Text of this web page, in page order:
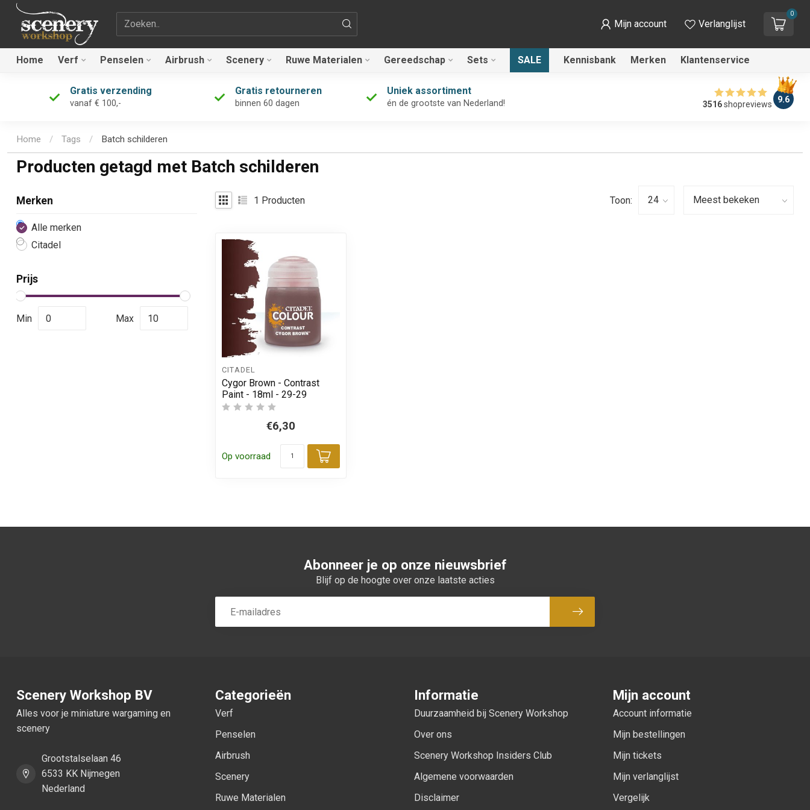
Zoekterm Mijn account Verlanglijst
0
Home Verf Penselen Airbrush Scenery Ruwe Materialen Gereedschap Sets SALE Kennisbank Merken Klantenservice
Gratis verzending
vanaf € 100,-
Gratis retourneren
binnen 60 dagen
Uniek assortiment
én de grootste van Nederland! 3516shopreviews 9.6
Home / Tags / Batch schilderen
Producten getagd met Batch schilderen
Merken
Alle merken
Citadel
Prijs
Min Max
1 Producten Toon:
CITADEL
Cygor Brown - Contrast
Paint - 18ml - 29-29
€6,30
Op voorraad
Toevoegen aan winkelwagen
Abonneer je op onze nieuwsbrief
Blijf op de hoogte over onze laatste acties
Abonneer
Scenery Workshop BV
Alles voor je miniature wargaming en
scenery
Grootstalselaan 46
6533 KK Nijmegen
Nederland
Categorieën
Verf
Penselen
Airbrush
Scenery
Ruwe Materialen
Informatie
Duurzaamheid bij Scenery Workshop
Over ons
Scenery Workshop Insiders Club
Algemene voorwaarden
Disclaimer
Mijn account
Account informatie
Mijn bestellingen
Mijn tickets
Mijn verlanglijst
Vergelijk